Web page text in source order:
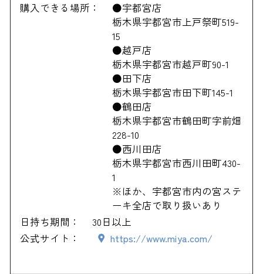
購入できる場所：
●宇都宮店
栃木県宇都宮市上戸祭町519-
15
●越戸店
栃木県宇都宮市越戸町90-1
●田下店
栃木県宇都宮市田下町145-1
●鶴田店
栃木県宇都宮市鶴田町字前畑
228-10
●西川田店
栃木県宇都宮市西川田町430-
1
※ほか、宇都宮市内の宮ステ
ーキ全店で取り扱いあり
日持ち期間：
30日以上
公式サイト：
https://www.miya.com/